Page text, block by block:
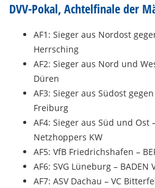
DVV-Pokal, Achtelfinale der
AF1: Sieger aus Nordost
Herrsching
AF2: Sieger aus Nord und
Düren
AF3: Sieger aus Südost
Freiburg
AF4: Sieger aus Süd und Ost
Netzhoppers KW
AF5: VfB Friedrichshafen –
AF6: SVG Lüneburg – BADEN
AF7: ASV Dachau – VC